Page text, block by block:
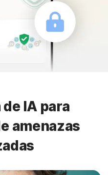
IA para
amenazas